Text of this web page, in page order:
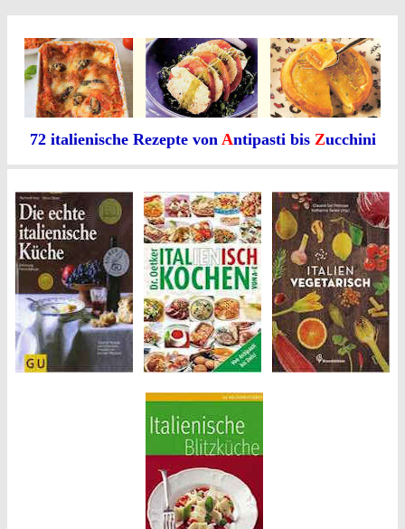
72 italienische Rezepte von Antipasti bis Zucchini